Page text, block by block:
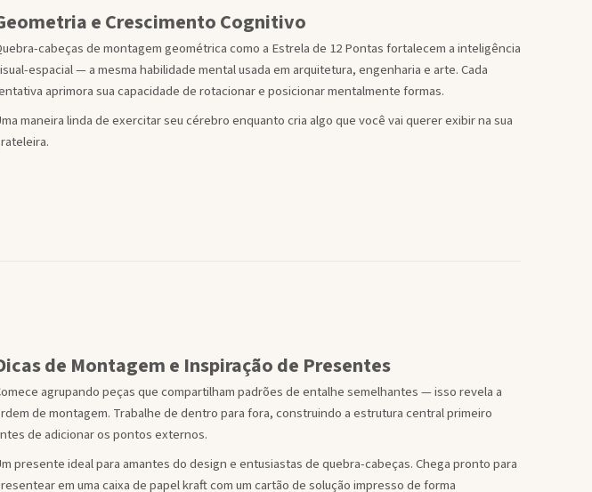
e Crescimento Cognitivo
cabeças de montagem geométrica como a Estrela de 12 Pontas fortalecem a inteligência
espacial — a mesma habilidade mental usada em arquitetura, engenharia e arte. Cada
aprimora sua capacidade de rotacionar e posicionar mentalmente formas.
maneira linda de exercitar seu cérebro enquanto cria algo que você vai querer exibir na sua
de Montagem e Inspiração de Presentes
agrupando peças que compartilham padrões de entalhe semelhantes — isso revela a
de montagem. Trabalhe de dentro para fora, construindo a estrutura central primeiro
de adicionar os pontos externos.
presente ideal para amantes do design e entusiastas de quebra-cabeças. Chega pronto para
em uma caixa de papel kraft com um cartão de solução impresso de forma